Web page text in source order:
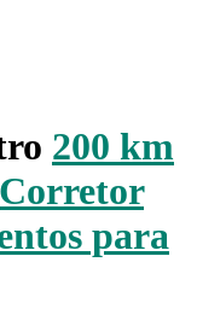
200 km
Corretor
para